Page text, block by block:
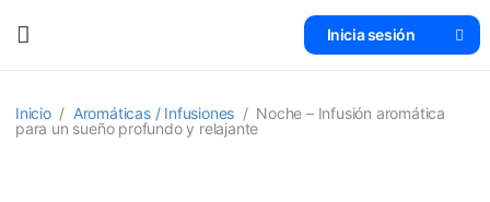
Inicia sesión
Inicio/ Aromáticas / Infusiones / Noche – Infusión aromática
para un sueño profundo y relajante